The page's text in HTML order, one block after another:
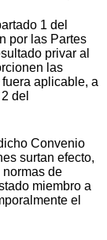
1 del
por las Partes
privar al
las
aplicable, a
del
Convenio
surtan efecto,
de
miembro a
el